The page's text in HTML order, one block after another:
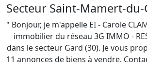
Secteur Saint-Mamert-du-
" Bonjour, je m'appelle EI - Carole
immobilier du réseau 3G IMMO -
dans le secteur Gard (30). Je vous
11 annonces de biens à vendre.